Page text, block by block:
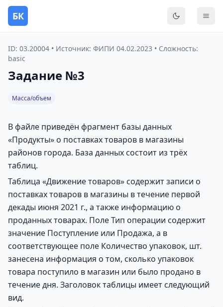
БК
ID: 03.20004 • Источник: ФИПИ 04.02.2023 • Сложность:
basic
Задание №3
Масса/объем
В файле приведён фрагмент базы данных
«Продукты» о поставках товаров в магазины
районов города. База данных состоит из трёх
таблиц.
Таблица «Движение товаров» содержит записи о
поставках товаров в магазины в течение первой
декады июня 2021 г., а также информацию о
проданных товарах. Поле Тип операции содержит
значение Поступление или Продажа, а в
соответствующее поле Количество упаковок, шт.
занесена информация о том, сколько упаковок
товара поступило в магазин или было продано в
течение дня. Заголовок таблицы имеет следующий
вид.